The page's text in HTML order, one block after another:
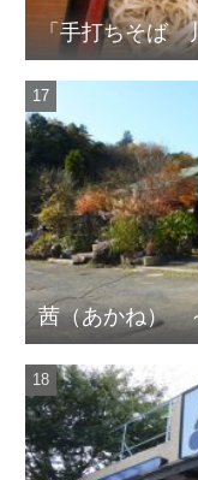
「手打ちそ
茜（あかね）